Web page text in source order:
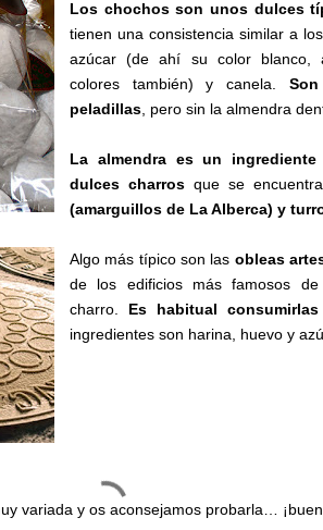
Los chochos son unos dulces
tienen una consistencia similar a
azúcar (de ahí su color blanco,
colores también) y canela.
peladillas , pero sin la almendra
La almendra es un
dulces charrosque se
(amarguillos de La Alberca) y
Algo más típico son las obleas
de los edificios más famosos
charro. Es habitual
ingredientes son harina, huevo y
variada y os aconsejamos probarla…